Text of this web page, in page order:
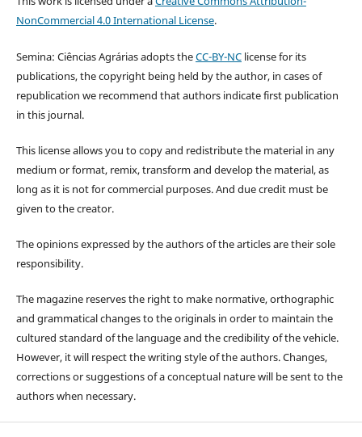
NonCommercial 4.0 International License.
Semina: Ciências Agrárias adopts theCC-BY-NClicense for its
publications, the copyright being held by the author, in cases of
republication we recommend that authors indicate first publication
in this journal.
This license allows you to copy and redistribute the material in any
medium or format, remix, transform and develop the material, as
long as it is not for commercial purposes. And due credit must be
given to the creator.
The opinions expressed by the authors of the articles are their sole
responsibility.
The magazine reserves the right to make normative, orthographic
and grammatical changes to the originals in order to maintain the
cultured standard of the language and the credibility of the vehicle.
However, it will respect the writing style of the authors. Changes,
corrections or suggestions of a conceptual nature will be sent to the
authors when necessary.